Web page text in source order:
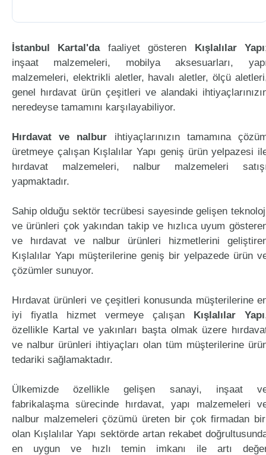
İstanbul Kartal'dafaaliyet gösteren Kışlalılar Yapı
inşaat malzemeleri, mobilya aksesuarları,
malzemeleri, elektrikli aletler, havalı aletler, ölçü
genel hırdavat ürün çeşitleri ve alandaki
neredeyse tamamını karşılayabiliyor.
Hırdavat ve nalbur ihtiyaçlarınızın tamamına
üretmeye çalışan Kışlalılar Yapı geniş ürün yelpazesi
hırdavat malzemeleri, nalbur malzemeleri
yapmaktadır.
Sahip olduğu sektör tecrübesi sayesinde gelişen
ve ürünleri çok yakından takip ve hızlıca uyum
ve hırdavat ve nalbur ürünleri hizmetlerini
Kışlalılar Yapı müşterilerine geniş bir yelpazede ürün
çözümler sunuyor.
Hırdavat ürünleri ve çeşitleri konusunda müşterilerine
iyi fiyatla hizmet vermeye çalışan Kışlalılar Yapı
özellikle Kartal ve yakınları başta olmak üzere
ve nalbur ürünleri ihtiyaçları olan tüm müşterilerine
tedariki sağlamaktadır.
Ülkemizde özellikle gelişen sanayi, inşaat
fabrikalaşma sürecinde hırdavat, yapı malzemeleri
nalbur malzemeleri çözümü üreten bir çok firmadan
olan Kışlalılar Yapı sektörde artan rekabet
en uygun ve hızlı temin imkanı ile artı